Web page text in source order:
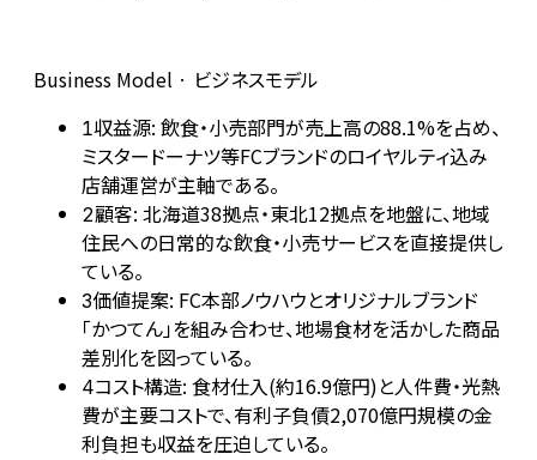
Business Model · ビジネスモデル
1収益源: 飲食・小売部門が売上高の88.1%を占め、
ミスタードーナツ等FCブランドのロイヤルティ込み
店舗運営が主軸である。
2顧客: 北海道38拠点・東北12拠点を地盤に、地域
住民への日常的な飲食・小売サービスを直接提供し
ている。
3価値提案: FC本部ノウハウとオリジナルブランド
「かつてん」を組み合わせ、地場食材を活かした商品
差別化を図っている。
4コスト構造: 食材仕入(約16.9億円)と人件費・光熱
費が主要コストで、有利子負債2,070億円規模の金
利負担も収益を圧迫している。